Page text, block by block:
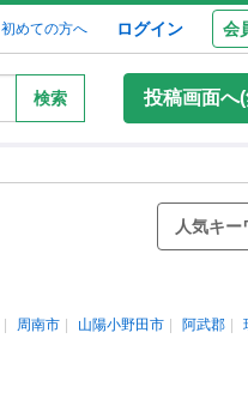
初めての方へ ログイン 会
検索 投稿画面へ
人気キー
周南市 山陽小野田市 阿武郡